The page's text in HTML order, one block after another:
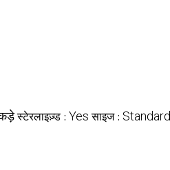
स्टेरलाइज़्ड : Yes साइज : Standard